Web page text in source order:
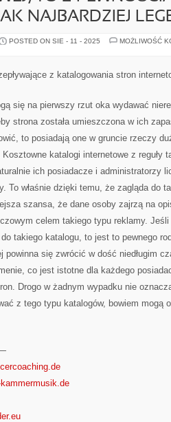
NAJBARDZIEJ
POSTED ON SIE - 11 - 2025
MOŻLIWOŚĆ
z katalogowania stron
się na pierwszy rzut oka wydawać
strona została umieszczona w ich
to posiadają one w gruncie rzeczy
katalogi internetowe z reguły
ich posiadacze i administratorzy
To właśnie dzięki temu, że zagląda do
szansa, że dane osoby zajrzą na
celem takiego typu reklamy.
do takiego katalogu, to jest to pewnego
powinna się zwrócić w dość niedługim
co jest istotne dla każdego
Drogo w żadnym wypadku nie
z tego typu katalogów, bowiem mogą